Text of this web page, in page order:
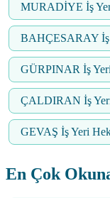
MURADİYE İş
BAHÇESARAY
GÜRPINAR İş
ÇALDIRAN İş
GEVAŞ İş Yeri
En Çok